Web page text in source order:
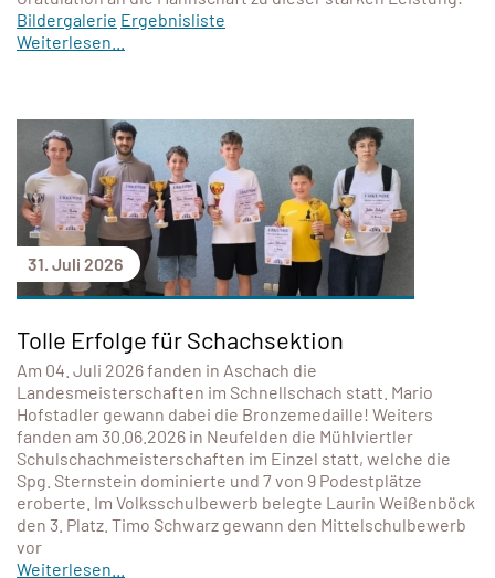
Bildergalerie Ergebnisliste
Weiterlesen...
31. Juli 2026
Tolle Erfolge für Schachsektion
Am 04. Juli 2026 fanden in Aschach die
Landesmeisterschaften im Schnellschach statt. Mario
Hofstadler gewann dabei die Bronzemedaille! Weiters
fanden am 30.06.2026 in Neufelden die Mühlviertler
Schulschachmeisterschaften im Einzel statt, welche die
Spg. Sternstein dominierte und 7 von 9 Podestplätze
eroberte. Im Volksschulbewerb belegte Laurin Weißenböck
den 3. Platz. Timo Schwarz gewann den Mittelschulbewerb
vor
Weiterlesen...